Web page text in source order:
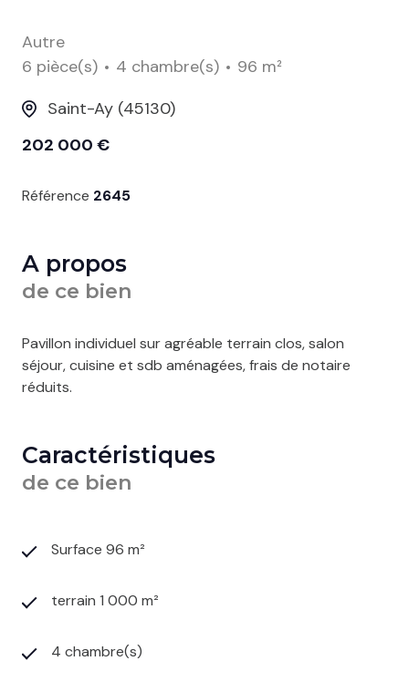
Autre
6 pièce(s)
4 chambre(s)
96 m²
Saint-Ay (45130)
202 000 €
Référence 2645
A propos
de ce bien
Pavillon individuel sur agréable terrain clos, salon
séjour, cuisine et sdb aménagées, frais de notaire
réduits.
Caractéristiques
de ce bien
Surface 96 m²
terrain 1 000 m²
4 chambre(s)